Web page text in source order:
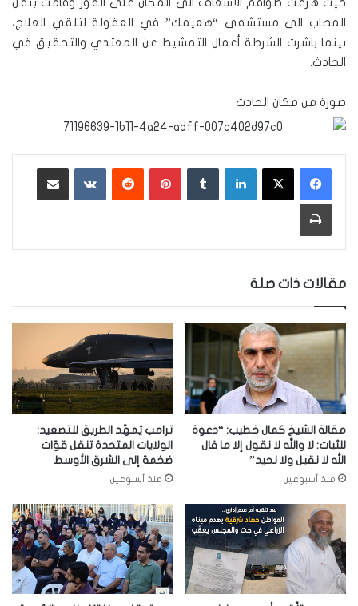
حيث هرعت طواقم الاسعاف الى المكان على الفور وقامت بنقل
المصاب الى مستشفى “هعيمك” في العفولة لتلقي العلاج،
بينما باشرت الشرطة أعمال التمشيط عن المعتدي والتحقيق في
الحادث.
صورة من مكان الحادث
لينكدإن بينتيريست ‏VKontakte
طباعة
مقالات ذات صلة
مقالة الشيخ كمال خطيب: “دعوة
للثبات: لا والله لا نقول إلا ما قال
الله لا نقيل ولا نحيد”
منذ أسبوعين
ترامب يُمهّد الطريق للتصعيد:
الولايات المتحدة تنقل قوّات
ضخمة إلى الشرق الأوسط
منذ أسبوعين